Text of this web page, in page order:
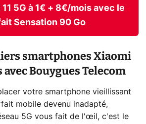
11 5G à 1€ + 8€/mois avec le
Sensation 90 Go
smartphones Xiaomi
avec Bouygues Telecom
votre smartphone vieillissant
mobile devenu inadapté,
5G vous fait de l'œil, c'est le